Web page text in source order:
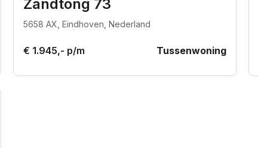
Zandtong 73
5658 AX, Eindhoven, Nederland
€ 1.945,- p/m Tussenwoning